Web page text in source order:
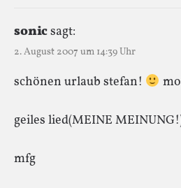
sonicsagt:
2. August 2007 um 14:39 Uhr
schönen urlaub stefan!
geiles lied(MEINE
mfg